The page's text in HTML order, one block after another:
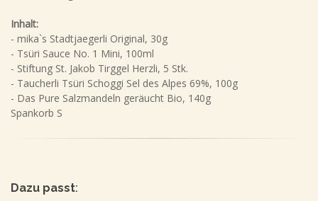
Inhalt:
- mika`s Stadtjaegerli Original, 30g
- Tsüri Sauce No. 1 Mini, 100ml
- Stiftung St. Jakob Tirggel Herzli, 5 Stk.
- Taucherli Tsüri Schoggi Sel des Alpes 69%, 100g
- Das Pure Salzmandeln geräucht Bio, 140g
Spankorb S
Dazu passt: